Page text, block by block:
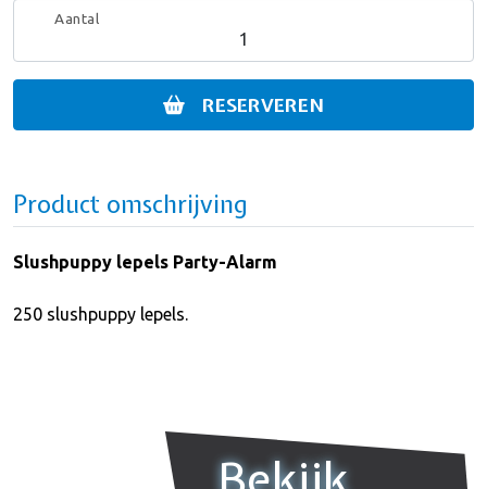
Aantal
RESERVEREN
Product omschrijving
Slushpuppy lepels Party-Alarm
250 slushpuppy lepels.